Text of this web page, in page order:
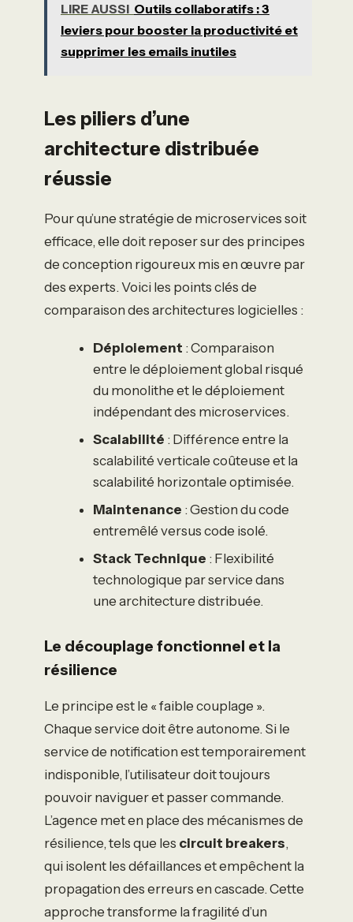
LIRE AUSSI Outils collaboratifs : 3
leviers pour booster la productivité et
supprimer les emails inutiles
Les piliers d’une
architecture distribuée
réussie
Pour qu’une stratégie de microservices soit
efficace, elle doit reposer sur des principes
de conception rigoureux mis en œuvre par
des experts. Voici les points clés de
comparaison des architectures logicielles :
Déploiement : Comparaison
entre le déploiement global risqué
du monolithe et le déploiement
indépendant des microservices.
Scalabilité : Différence entre la
scalabilité verticale coûteuse et la
scalabilité horizontale optimisée.
Maintenance : Gestion du code
entremêlé versus code isolé.
Stack Technique : Flexibilité
technologique par service dans
une architecture distribuée.
Le découplage fonctionnel et la
résilience
Le principe est le « faible couplage ».
Chaque service doit être autonome. Si le
service de notification est temporairement
indisponible, l’utilisateur doit toujours
pouvoir naviguer et passer commande.
L’agence met en place des mécanismes de
résilience, tels que les circuit breakers,
qui isolent les défaillances et empêchent la
propagation des erreurs en cascade. Cette
approche transforme la fragilité d’un